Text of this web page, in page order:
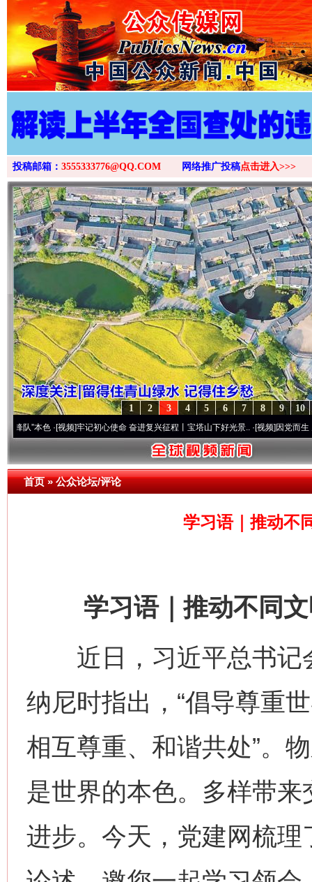
投稿邮箱： 3555333776@QQ.COM 网络推广投稿点击进入>>>
10
9
8
7
6
5
4
3
2
1
·[视频]牢记初心使命 奋进复兴征程丨宝塔山下好光景..·[视频]因党而生 为党而战
首页»公众论坛/评论
学习语｜推动不
学习语｜推动不同文
近日，习近平总书记
纳尼时指出，“倡导尊重
相互尊重、和谐共处”。
是世界的本色。多样带
进步。今天，党建网梳